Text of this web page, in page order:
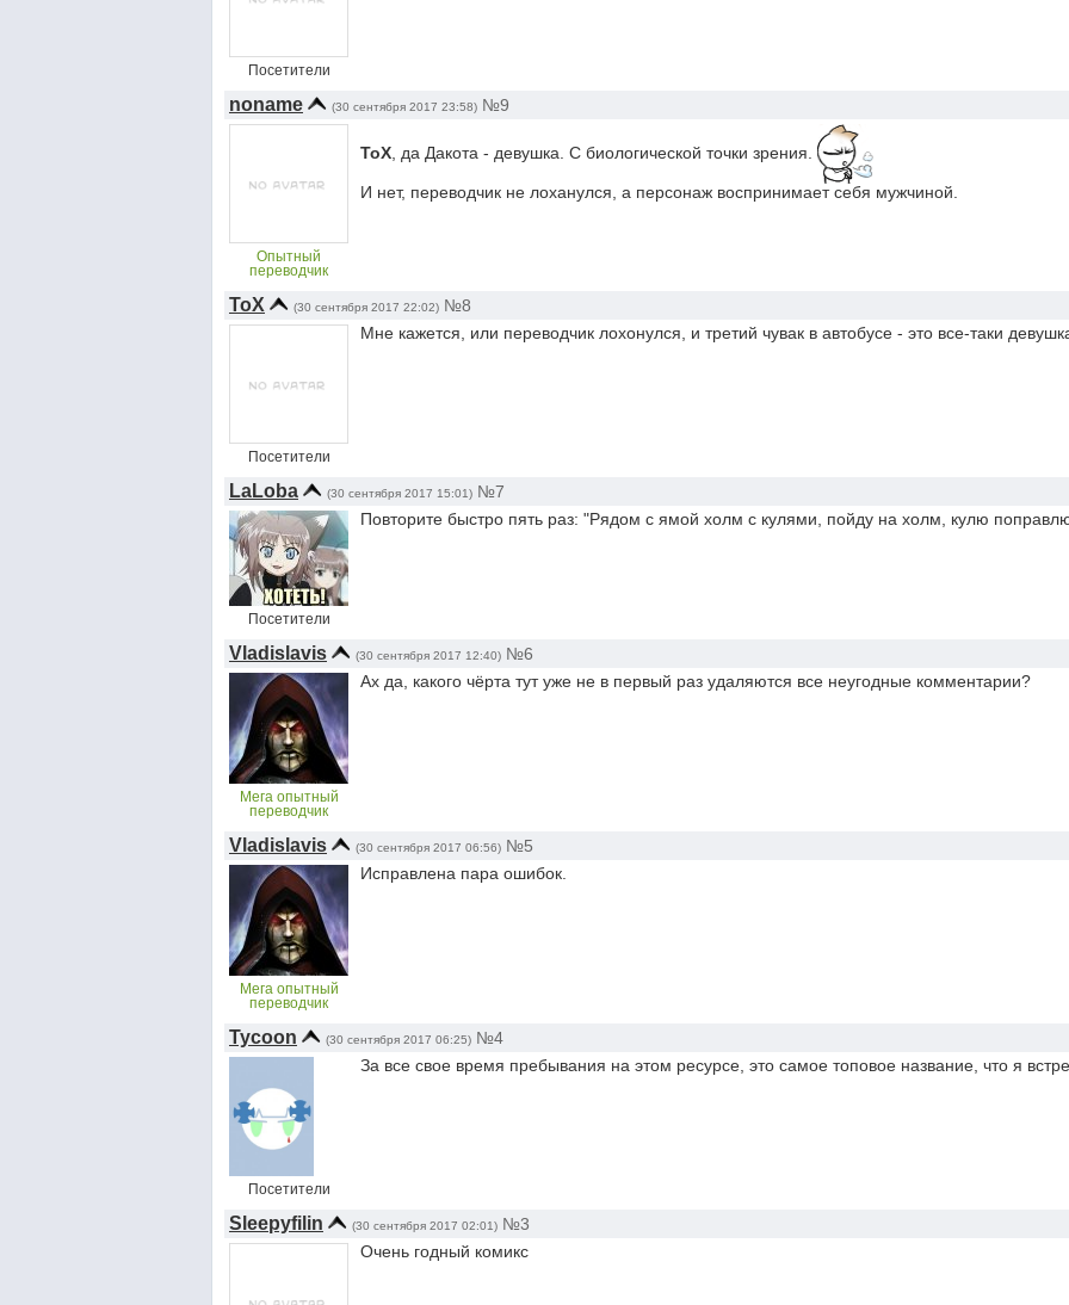
Посетители
noname (30 сентября 2017 23:58) №9
Опытный
переводчик
ToX , да Дакота - девушка. С биологической точки зрения.
И нет, переводчик не лоханулся, а персонаж воспринимает себя мужчиной.
ToX (30 сентября 2017 22:02) №8
Посетители
Мне кажется, или переводчик лохонулся, и третий чувак в автобусе - это все-таки
LaLoba (30 сентября 2017 15:01) №7
Посетители
Повторите быстро пять раз: "Рядом с ямой холм с кулями, пойду на холм, кулю
Vladislavis (30 сентября 2017 12:40) №6
Мега опытный
переводчик
Ах да, какого чёрта тут уже не в первый раз удаляются все неугодные комментарии?
Vladislavis (30 сентября 2017 06:56) №5
Мега опытный
переводчик
Исправлена пара ошибок.
Tycoon (30 сентября 2017 06:25) №4
Посетители
За все свое время пребывания на этом ресурсе, это самое топовое название, что я
Sleepyfilin (30 сентября 2017 02:01) №3
Очень годный комикс